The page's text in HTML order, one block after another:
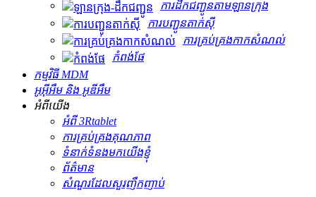
ការដឹកជញ្ជូនតាមឡានក្រុង
ការបញ្ជូនតាក់ស៊ី
ការគ្រប់គ្រងកាកសំណល់
កំពង់ផែ
កម្មវិធី MDM
អូអ៊ីអឹម និង អូឌីអឹម
អំពីយើង
អំពី 3Rtablet
ការគ្រប់គ្រងគុណភាព
ទំនាក់ទំនងមកយើងខ្ញុំ
ព័ត៌មាន
សំណួរដែលសួរញឹកញាប់